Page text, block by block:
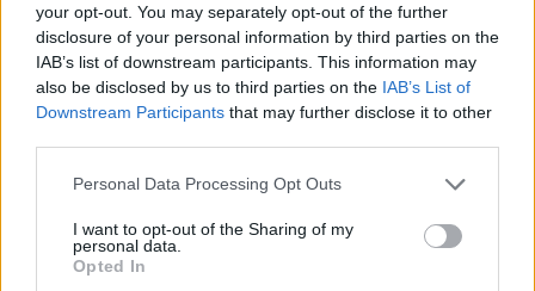
your opt-out. You may separately opt-out of the further
disclosure of your personal information by third parties on the
IAB’s list of downstream participants. This information may
also be disclosed by us to third parties on the IAB’s List of
Downstream Participants that may further disclose it to other
Please note that this website/app uses one or more Google
not limited to your visit or usage behaviour. You may click to
grant or deny consent to Google and its third-party tags to
use your data for below specified purposes in below Google
Personal Data Processing Opt Outs
I want to opt-out of the Sharing of my
personal data.
Opted In
Végül arra jutottam, hogy a változás nem mindig kiabálásból
vagy látványos konfliktusból születik. Sokszor abból fakad,
hogy csendben, de határozottan kiállsz magadért, és
megmutatod, milyen az erő, ha együtt jár együttérzéssel.
Néha a leghalkabb hang mozgatja meg a legtöbbet, és épp
az a hang az, amelyikre a leginkább szükség van.